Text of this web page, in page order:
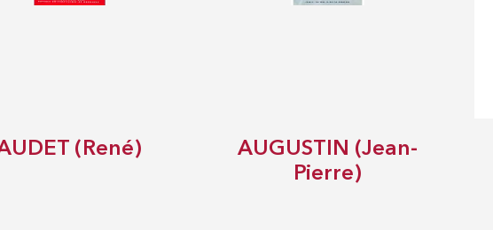
(René)
AUGUSTIN (Jean-
Pierre)